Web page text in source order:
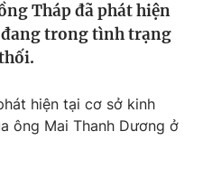
Tháp đã phát hiện
trong tình trạng
hiện tại cơ sở kinh
ông Mai Thanh Dương ở